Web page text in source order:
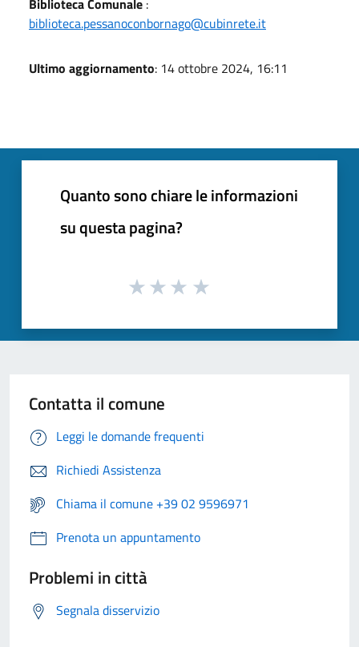
biblioteca.pessanoconbornago@cubinrete.it
Ultimo aggiornamento: 14 ottobre 2024, 16:11
Quanto sono chiare le informazioni
su questa pagina?
Contatta il comune
Leggi le domande frequenti
Richiedi Assistenza
Chiama il comune +39 02 9596971
Prenota un appuntamento
Problemi in città
Segnala disservizio